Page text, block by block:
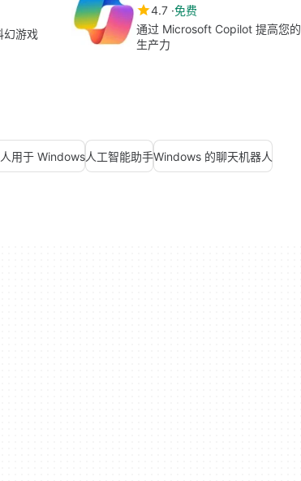
幻游戏
4.7 免费
通过 Microsoft Copilot 提高您的
生产力
用于 Windows人工智能助手Windows 的聊天机器人